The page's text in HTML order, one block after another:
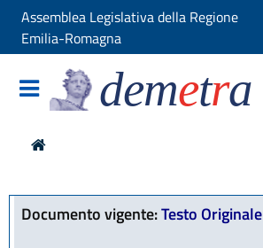
Assemblea Legislativa della Regione
Emilia-Romagna
demetra
Documento vigente:Testo Originale